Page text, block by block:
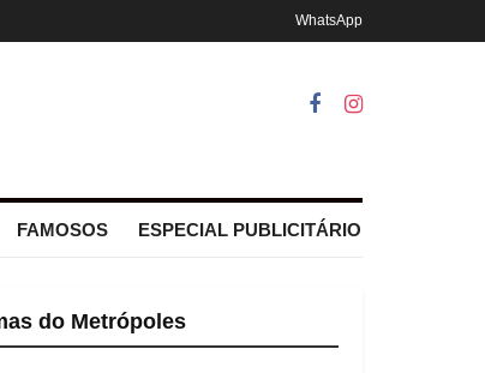
WhatsApp
FAMOSOS ESPECIAL PUBLICITÁRIO
do Metrópoles